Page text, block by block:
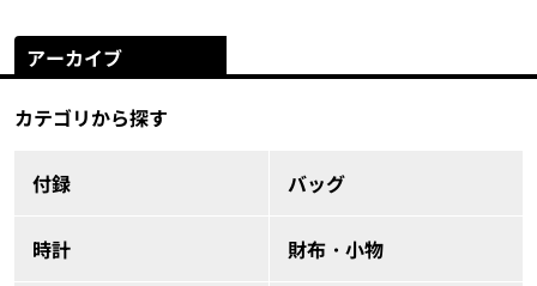
アーカイブ
カテゴリから探す
付録 バッグ
時計 財布・小物